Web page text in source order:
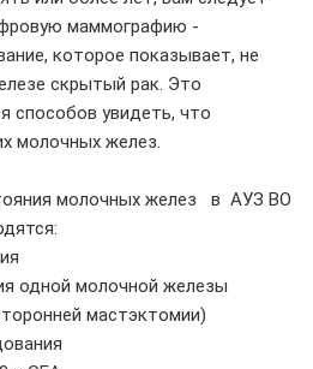
маммографию -
которое показывает, не
скрытый рак. Это
способов увидеть, что
молочных желез.
молочных желез в АУЗ ВО
одной молочной железы
мастэктомии)